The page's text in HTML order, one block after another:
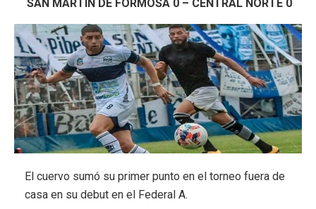
SAN MARTÍN DE FORMOSA 0 – CENTRAL NORTE 0
El cuervo sumó su primer punto en el torneo fuera de
casa en su debut en el Federal A.